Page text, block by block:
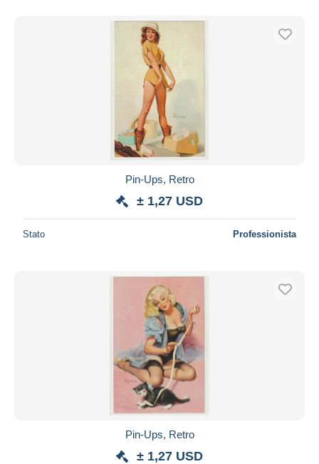
Pin-Ups, Retro
± 1,27 USD
Stato Professionista
Pin-Ups, Retro
± 1,27 USD